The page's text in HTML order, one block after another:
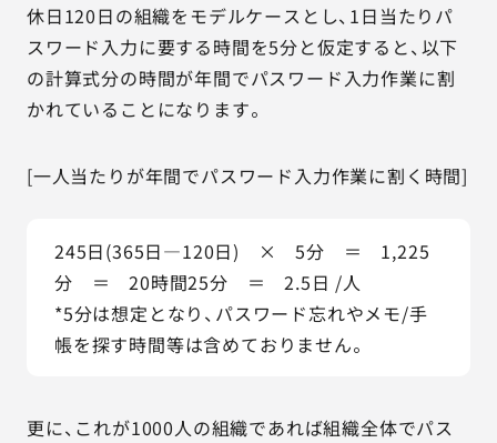
休日120日の組織をモデルケースとし、1日当たりパ
スワード入力に要する時間を5分と仮定すると、以下
の計算式分の時間が年間でパスワード入力作業に割
かれていることになります。
[一人当たりが年間でパスワード入力作業に割く時間]
245日(365日―120日)　×　5分　＝　1,225
分　＝　20時間25分　＝　2.5日 /人
*5分は想定となり、パスワード忘れやメモ/手
帳を探す時間等は含めておりません。
更に、これが1000人の組織であれば組織全体でパス